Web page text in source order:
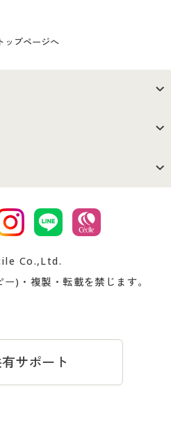
ップページへ
会社案内
サイトマップ
お支払は
忘れの場合
Co.,Ltd.
)・複製・転載を禁じます。
サポート